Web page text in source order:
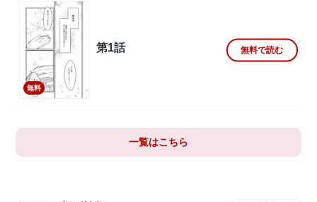
無料
第1話 無料で読む
一覧はこちら